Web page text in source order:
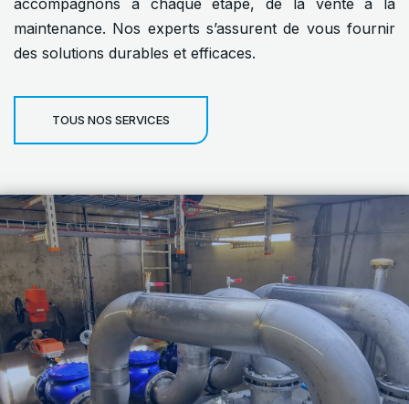
accompagnons à chaque étape, de la vente à la
maintenance. Nos experts s’assurent de vous fournir
des solutions durables et efficaces.
TOUS NOS SERVICES